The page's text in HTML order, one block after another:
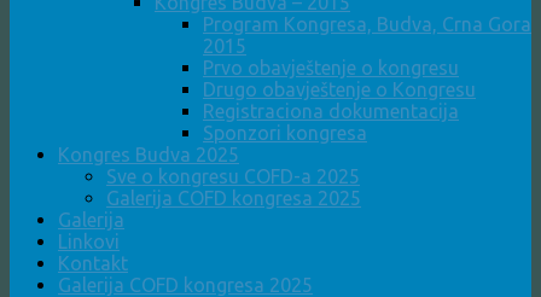
Program Kongresa, Budva, Crna Gora
2015
Prvo obavještenje o kongresu
Drugo obavještenje o Kongresu
Registraciona dokumentacija
Sponzori kongresa
Kongres Budva 2025
Sve o kongresu COFD-a 2025
Galerija COFD kongresa 2025
Galerija
Linkovi
Kontakt
Galerija COFD kongresa 2025